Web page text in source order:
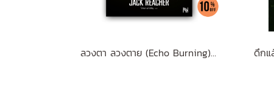
ลวงตา ลวงตาย (Echo Burning) [ฉบับปรับปรุง] #5